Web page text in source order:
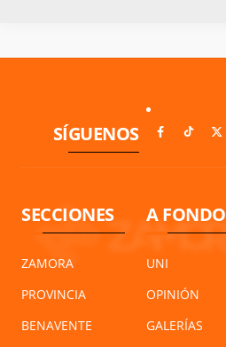
SÍGUENOS
SECCIONES
ZAMORA
PROVINCIA
BENAVENTE
A FONDO
UNI
OPINIÓN
GALERÍAS